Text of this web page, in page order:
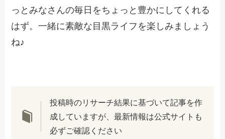
っとみなさんの毎日をちょっと豊かにしてくれる
はず。一緒に素敵な目黒ライフを楽しみましょう
ね♪
投稿時のリサーチ結果に基づいて記事を作
成していますが、最新情報は公式サイトも
必ずご確認ください